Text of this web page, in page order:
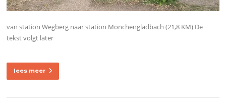
van station Wegberg naar station Mönchengladbach (21,8 KM) De
tekst volgt later
lees meer